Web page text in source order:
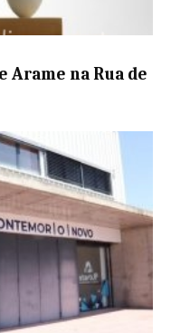
Arame na Rua de